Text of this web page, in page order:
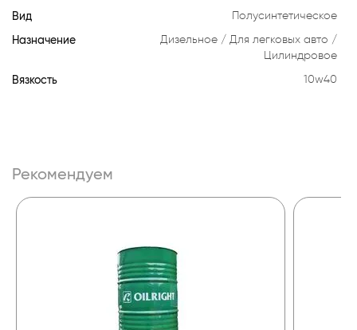
Вид Полусинтетическое
Назначение Дизельное
Для легковых авто
Цилиндровое
Вязкость 10w40
Рекомендуем